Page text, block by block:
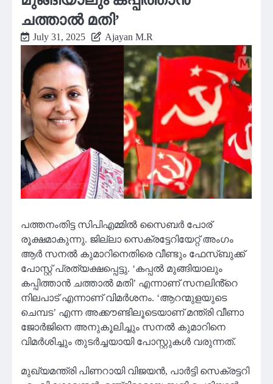
ചത്താൽ മതി’
July 31, 2025 Ajayan M.R
പത്തനംതിട്ട സിപിഎമ്മില്‍ സൈബർ പോര്
രൂക്ഷമാകുന്നു. ജില്ലാ സെക്രട്ടേറിയേറ്റ് അംഗം
ആർ സനൽ കുമാറിനെതിരെ വീണ്ടും ഫേസ്ബുക്ക്
പോസ്റ്റ് പ്രത്യക്ഷപ്പെട്ടു. ‘കപ്പൽ മുങ്ങിയാലും
കപ്പിത്താൻ ചത്താൽ മതി’ എന്നാണ് സനലിൻ്റെ
നിലപാട് എന്നാണ് വിമർശനം. ‘ആറന്മുളയുടെ
ചെമ്പട’ എന്ന അക്കൗണ്ടിലൂടെയാണ് മന്ത്രി വീണാ
ജോർജിനെ അനുകൂലിച്ചും സനൽ കുമാറിനെ
വിമർശിച്ചും തുടർച്ചയായി പോസ്റ്റുകൾ വരുന്നത്.
മുഖ്യമന്ത്രി പിണറായി വിജയൻ, പാർട്ടി സെക്രട്ടറി